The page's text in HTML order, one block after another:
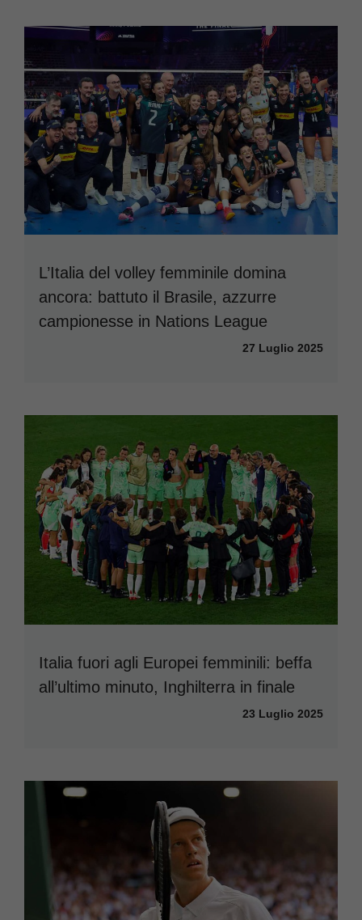
L’Italia del volley femminile domina
ancora: battuto il Brasile, azzurre
campionesse in Nations League
27 Luglio 2025
Italia fuori agli Europei femminili: beffa
all’ultimo minuto, Inghilterra in finale
23 Luglio 2025